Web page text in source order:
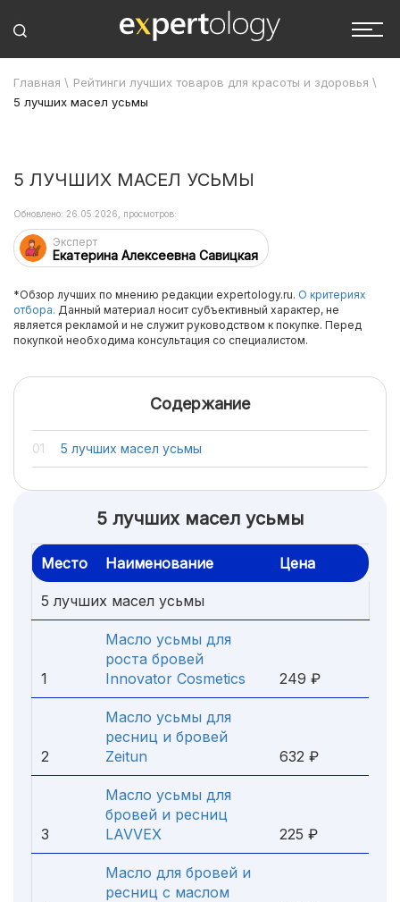
Главная \ Рейтинги лучших товаров для красоты и здоровья \
5 лучших масел усьмы
5 ЛУЧШИХ МАСЕЛ УСЬМЫ
Эксперт
Екатерина Алексеевна Савицкая
Обновлено: 26.05.2026, просмотров:
*Обзор лучших по мнению редакции expertology.ru. О критериях
отбора. Данный материал носит субъективный характер, не
является рекламой и не служит руководством к покупке. Перед
покупкой необходима консультация со специалистом.
Содержание
5 лучших масел усьмы
5 лучших масел усьмы
Место Наименование Цена
5 лучших масел усьмы
1
Масло усьмы для
роста бровей
Innovator Cosmetics
249 ₽
2
Масло усьмы для
ресниц и бровей
Zeitun
632 ₽
3
Масло усьмы для
бровей и ресниц
LAVVEX
225 ₽
Масло для бровей и
ресниц с маслом